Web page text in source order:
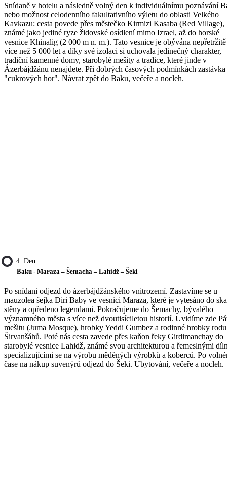
Snídaně v hotelu a následně volný den k individuálnímu poznávání
nebo možnost celodenního fakultativního výletu do oblasti Velkého
Kavkazu: cesta povede přes městečko Kirmizi Kasaba (Red Village),
známé jako jediné ryze židovské osídlení mimo Izrael, až do horské
vesnice Khinalig (2 000 m n. m.). Tato vesnice je obývána
více než 5 000 let a díky své izolaci si uchovala jedinečný charakter,
tradiční kamenné domy, starobylé mešity a tradice, které jinde v
Ázerbájdžánu nenajdete. Při dobrých časových podmínkách zastávka
"cukrových hor". Návrat zpět do Baku, večeře a nocleh.
4. Den
Baku - Maraza – Šemacha – Lahidž – Šeki
Po snídani odjezd do ázerbájdžánského vnitrozemí. Zastavíme se u
mauzolea šejka Diri Baby ve vesnici Maraza, které je vytesáno do
stěny a opředeno legendami. Pokračujeme do Šemachy, bývalého
významného města s více než dvoutisíciletou historií. Uvidíme zde
mešitu (Juma Mosque), hrobky Yeddi Gumbez a rodinné hrobky rodu
Širvanšáhů. Poté nás cesta zavede přes kaňon řeky Girdimanchay do
starobylé vesnice Lahidž, známé svou architekturou a řemeslnými
specializujícími se na výrobu měděných výrobků a koberců. Po
čase na nákup suvenýrů odjezd do Šeki. Ubytování, večeře a nocleh.